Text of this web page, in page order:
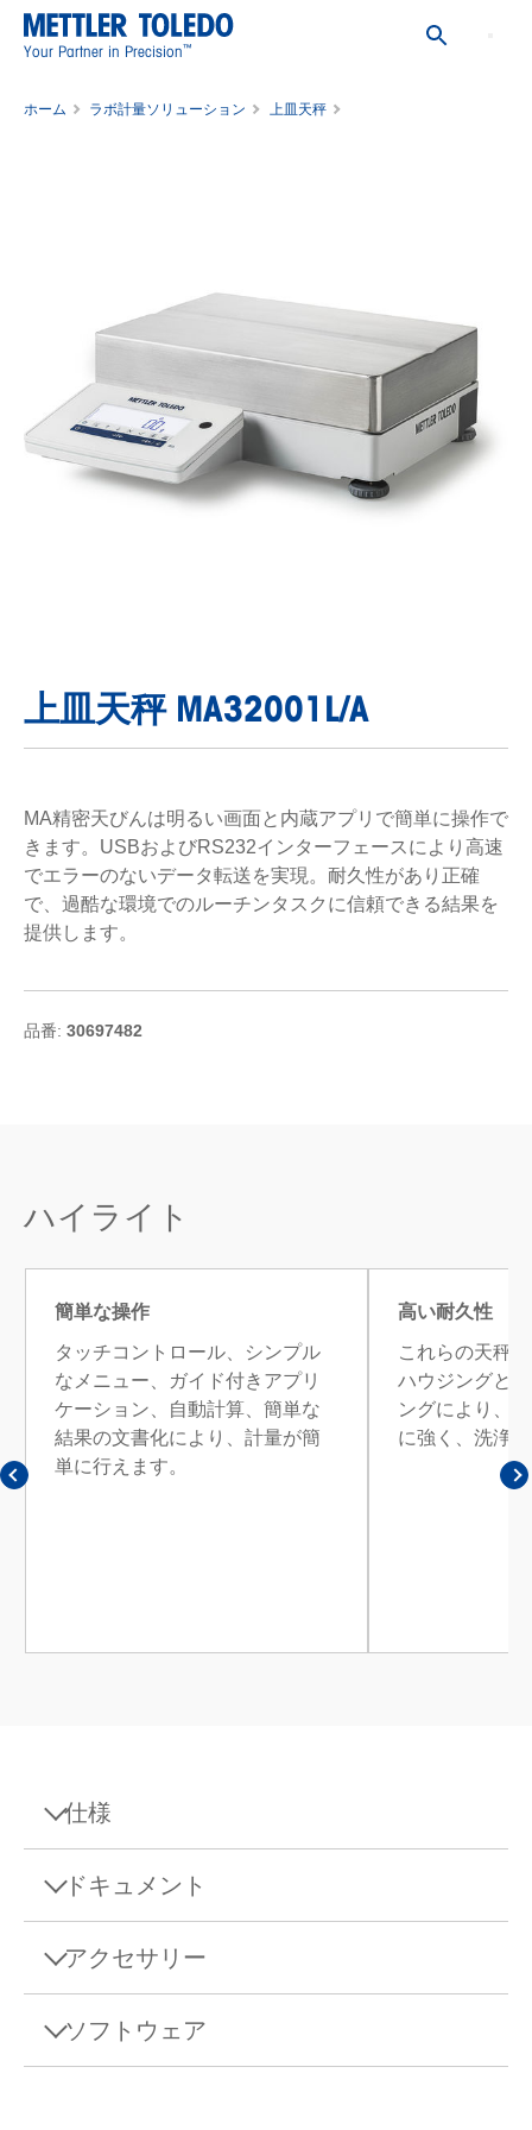
Your Partner in Precision™
ホーム ラボ計量ソリューション
上皿天秤
上皿天秤 MA32001L/A
MA精密天びんは明るい画面と内蔵アプリで簡単に操作で
きます。USBおよびRS232インターフェースにより高速
でエラーのないデータ転送を実現。耐久性があり正確
で、過酷な環境でのルーチンタスクに信頼できる結果を
提供します。
品番: 30697482
ハイライト
簡単な操作
タッチコントロール、シンプル
なメニュー、ガイド付きアプリ
ケーション、自動計算、簡単な
結果の文書化により、計量が簡
単に行えます。
高い耐久性
これらの天秤
ハウジングと
ングにより、
に強く、洗浄
仕様
仕様 - 上皿天秤 MA32001L/A
プラットフォーム
ドキュメント
データシート
Download this datasheet to learn more about the
specifications and accessories of MA Precision
アクセサリー
Bluetoothアダプタ シングル RS232接続
ソフトウェア